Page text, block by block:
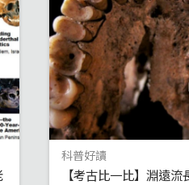
科普好讀
【考古比一比】淵遠